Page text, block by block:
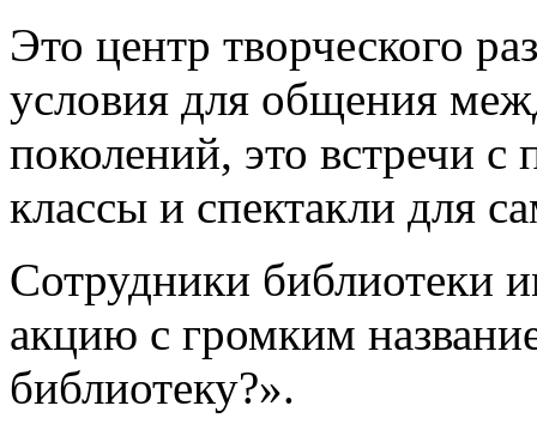
Это центр творческого
условия для общения
поколений, это встречи
классы и спектакли для
Сотрудники библиотеки
акцию с громким
библиотеку?».